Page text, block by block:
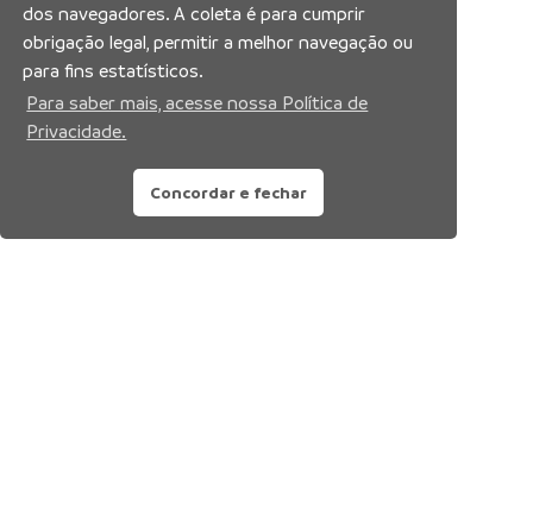
dos navegadores. A coleta é para cumprir
obrigação legal, permitir a melhor navegação ou
para fins estatísticos.
Para saber mais, acesse nossa Política de
Privacidade.
Concordar e fechar